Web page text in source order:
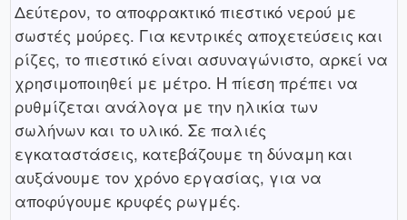
Δεύτερον, το αποφρακτικό πιεστικό νερού με
σωστές μούρες. Για κεντρικές αποχετεύσεις και
ρίζες, το πιεστικό είναι ασυναγώνιστο, αρκεί να
χρησιμοποιηθεί με μέτρο. Η πίεση πρέπει να
ρυθμίζεται ανάλογα με την ηλικία των
σωλήνων και το υλικό. Σε παλιές
εγκαταστάσεις, κατεβάζουμε τη δύναμη και
αυξάνουμε τον χρόνο εργασίας, για να
αποφύγουμε κρυφές ρωγμές.